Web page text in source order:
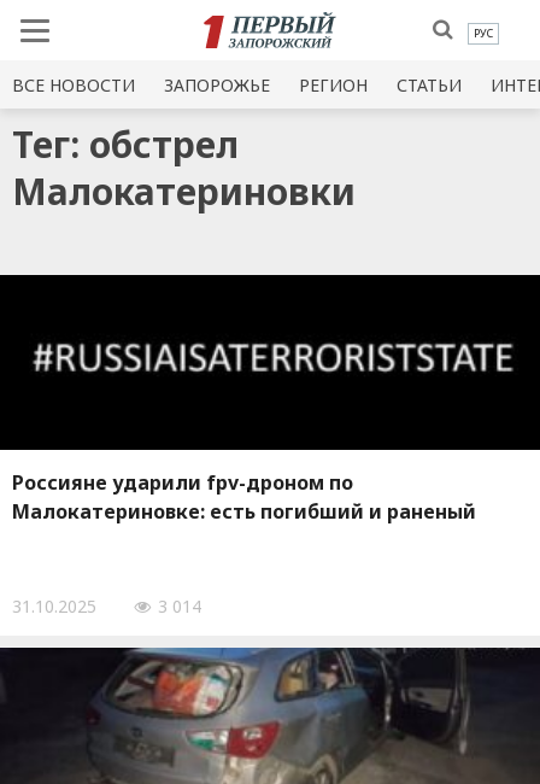
РУС
ВСЕ НОВОСТИ ЗАПОРОЖЬЕ РЕГИОН СТАТЬИ
Тег: обстрел
Малокатериновки
Россияне ударили fpv-дроном по
Малокатериновке: есть погибший и раненый
31.10.2025 3 014